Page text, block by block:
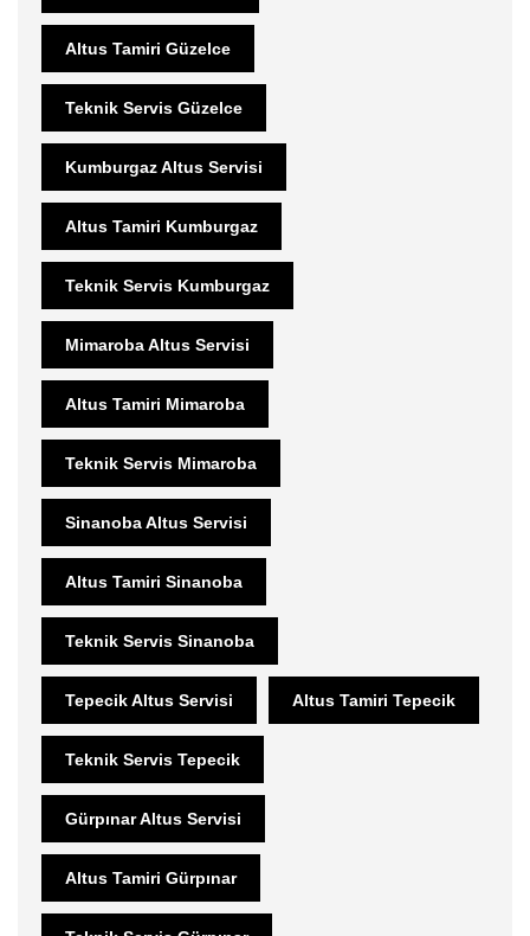
Altus Tamiri Güzelce
Teknik Servis Güzelce
Kumburgaz Altus Servisi
Altus Tamiri Kumburgaz
Teknik Servis Kumburgaz
Mimaroba Altus Servisi
Altus Tamiri Mimaroba
Teknik Servis Mimaroba
Sinanoba Altus Servisi
Altus Tamiri Sinanoba
Teknik Servis Sinanoba
Tepecik Altus Servisi Altus Tamiri Tepecik
Teknik Servis Tepecik
Gürpınar Altus Servisi
Altus Tamiri Gürpınar